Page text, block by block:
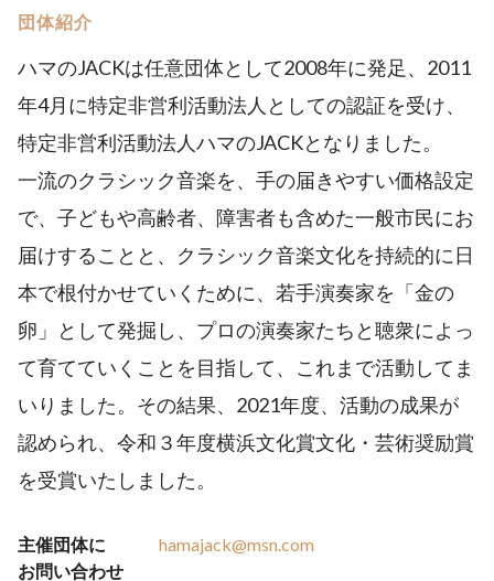
団体紹介
ハマのJACKは任意団体として2008年に発足、2011
年4月に特定非営利活動法人としての認証を受け、
特定非営利活動法人ハマのJACKとなりました。
一流のクラシック音楽を、手の届きやすい価格設定
で、子どもや高齢者、障害者も含めた一般市民にお
届けすることと、クラシック音楽文化を持続的に日
本で根付かせていくために、若手演奏家を「金の
卵」として発掘し、プロの演奏家たちと聴衆によっ
て育てていくことを目指して、これまで活動してま
いりました。その結果、2021年度、活動の成果が
認められ、令和３年度横浜文化賞文化・芸術奨励賞
を受賞いたしました。
主催団体に
お問い合わせ
hamajack@msn.com